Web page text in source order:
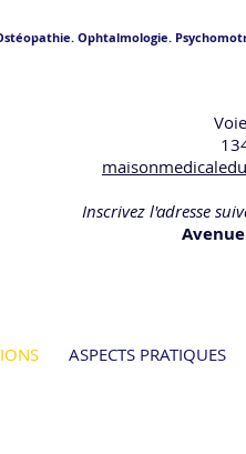
Ophtalmologie.
Inscrivez l'adresse
ASPECTS PRATIQUES